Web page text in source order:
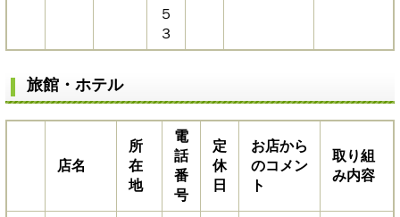
５
３
旅館・ホテル
店名
所
在
地
電
話
番
号
定
休
日
お店から
のコメン
ト
取り組
み内容